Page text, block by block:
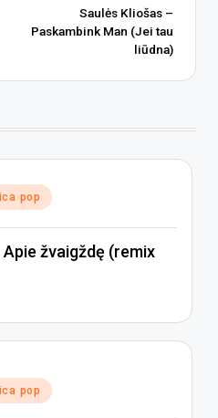
Saulės Kliošas –
Paskambink Man (Jei tau
liūdna)
pop
žvaigždę (remix
pop